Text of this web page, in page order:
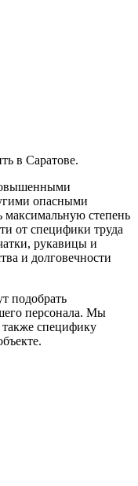
в Саратове.
опасными
максимальную степень
от специфики труда
рукавицы и
и долговечности
подобрать
персонала. Мы
специфику